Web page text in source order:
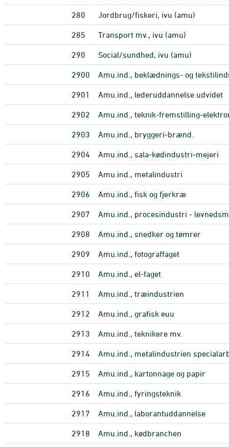
280 Jordbrug/fiskeri, ivu (amu)
285 Transport mv., ivu (amu)
290 Social/sundhed, ivu (amu)
2900 Amu.ind., beklædnings- og
2901 Amu.ind., lederuddannelse udvidet
2902 Amu.ind., teknik-fremstilling-
2903 Amu.ind., bryggeri-brænd.
2904 Amu.ind., sala-kødindustri-mejeri
2905 Amu.ind., metalindustri
2906 Amu.ind., fisk og fjerkræ
2907 Amu.ind., procesindustri -
2908 Amu.ind., snedker og tømrer
2909 Amu.ind., fotograffaget
2910 Amu.ind., el-faget
2911 Amu.ind., træindustrien
2912 Amu.ind., grafisk euu
2913 Amu.ind., teknikere mv.
2914 Amu.ind., metalindustrien
2915 Amu.ind., kartonnage og papir
2916 Amu.ind., fyringsteknik
2917 Amu.ind., laborantuddannelse
2918 Amu.ind., kødbranchen